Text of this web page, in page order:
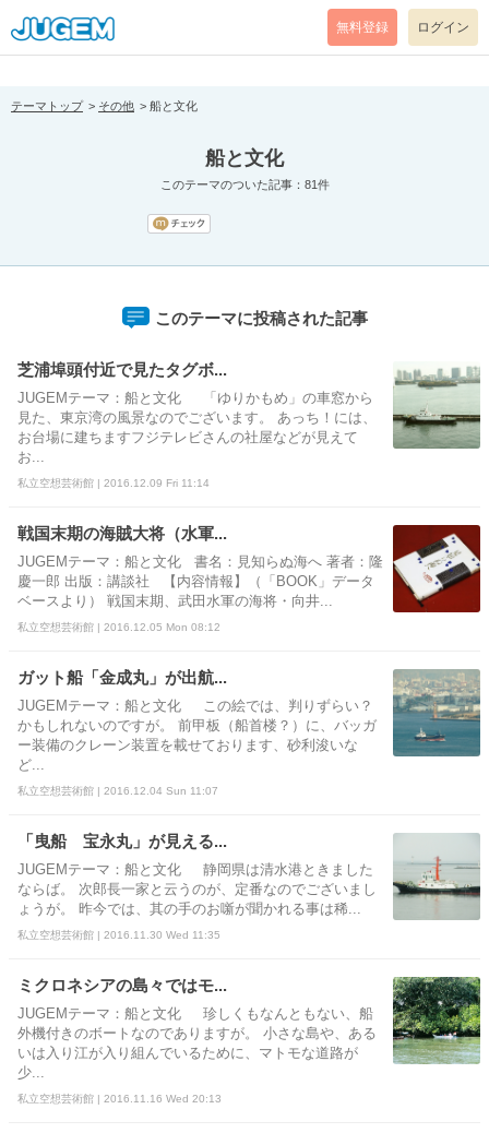
[pear_error: message="Success" code=0 mode=return level=notice
prefix="" info=""]
無料登録 ログイン
テーマトップ その他 船と文化
船と文化
このテーマのついた記事：81件
このテーマに投稿された記事
芝浦埠頭付近で見たタグボ...
JUGEMテーマ：船と文化 「ゆりかもめ」の車窓から
見た、東京湾の風景なのでございます。 あっち！には、
お台場に建ちますフジテレビさんの社屋などが見えて
お...
私立空想芸術館 | 2016.12.09 Fri 11:14
戦国末期の海賊大将（水軍...
JUGEMテーマ：船と文化 書名：見知らぬ海へ 著者：隆
慶一郎 出版：講談社 【内容情報】（「BOOK」データ
ベースより） 戦国末期、武田水軍の海将・向井...
私立空想芸術館 | 2016.12.05 Mon 08:12
ガット船「金成丸」が出航...
JUGEMテーマ：船と文化 この絵では、判りずらい？
かもしれないのですが。 前甲板（船首楼？）に、バッガ
ー装備のクレーン装置を載せております、砂利浚いな
ど...
私立空想芸術館 | 2016.12.04 Sun 11:07
「曳船 宝永丸」が見える...
JUGEMテーマ：船と文化 静岡県は清水港ときました
ならば。 次郎長一家と云うのが、定番なのでございまし
ょうが。 昨今では、其の手のお噺が聞かれる事は稀...
私立空想芸術館 | 2016.11.30 Wed 11:35
ミクロネシアの島々ではモ...
JUGEMテーマ：船と文化 珍しくもなんともない、船
外機付きのボートなのでありますが。 小さな島や、ある
いは入り江が入り組んでいるために、マトモな道路が
少...
私立空想芸術館 | 2016.11.16 Wed 20:13